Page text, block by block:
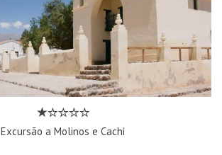
Excursão a Molinos e Cachi